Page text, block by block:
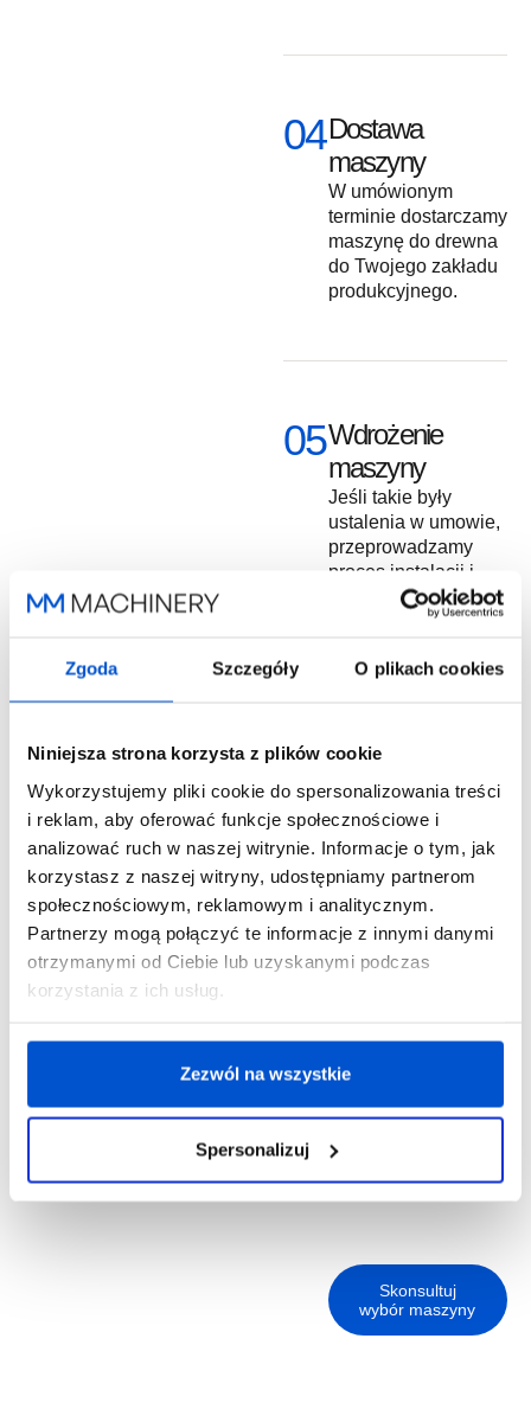
Zgoda Szczegóły O plikach cookies
Niniejsza strona korzysta z plików cookie
Wykorzystujemy pliki cookie do spersonalizowania treści
i reklam, aby oferować funkcje społecznościowe i
analizować ruch w naszej witrynie. Informacje o tym, jak
korzystasz z naszej witryny, udostępniamy partnerom
społecznościowym, reklamowym i analitycznym.
Partnerzy mogą połączyć te informacje z innymi danymi
otrzymanymi od Ciebie lub uzyskanymi podczas
korzystania z ich usług.
Zezwól na wszystkie
Spersonalizuj
04Dostawa
maszyny
W umówionym
terminie dostarczamy
maszynę do drewna
do Twojego zakładu
produkcyjnego.
05Wdrożenie
maszyny
Jeśli takie były
ustalenia w umowie,
przeprowadzamy
proces instalacji i
konfiguracji maszyny
w Twoim zakładzie,
maszyna była
działała zgodnie z
oczekiwaniami.
06Szkolenie
pracowników
czy urządzenia jest
się na jej obsłudze.
Dlatego zadbamy
również o szkolenie.
Skonsultuj
wybór maszyny